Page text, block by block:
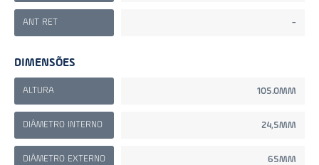
ANT RET -
DIMENSÕES
ALTURA 105.0MM
DIÂMETRO INTERNO 24,5MM
DIÂMETRO EXTERNO 65MM